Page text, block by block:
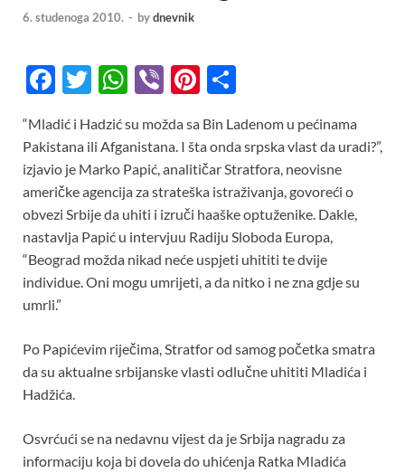
6. studenoga 2010. - bydnevnik
F
e
b
o
o
k
T
itt
er
W
at
s
A
p
p
Vi
er
Pi
er
es
t
ar
e
“Mladić i Hadzić su možda sa Bin Ladenom u pećinama
Pakistana ili Afganistana. I šta onda srpska vlast da uradi?”,
izjavio je Marko Papić, analitičar Stratfora, neovisne
američke agencija za strateška istraživanja, govoreći o
obvezi Srbije da uhiti i izruči haaške optuženike. Dakle,
nastavlja Papić u intervjuu Radiju Sloboda Europa,
“Beograd možda nikad neće uspjeti uhititi te dvije
individue. Oni mogu umrijeti, a da nitko i ne zna gdje su
umrli.”
Po Papićevim riječima, Stratfor od samog početka smatra
da su aktualne srbijanske vlasti odlučne uhititi Mladića i
Hadžića.
Osvrćući se na nedavnu vijest da je Srbija nagradu za
informaciju koja bi dovela do uhićenja Ratka Mladića